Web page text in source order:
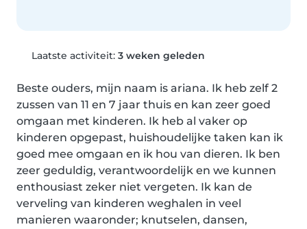
Laatste activiteit: 3 weken geleden
Beste ouders, mijn naam is ariana. Ik heb zelf 2
zussen van 11 en 7 jaar thuis en kan zeer goed
omgaan met kinderen. Ik heb al vaker op
kinderen opgepast, huishoudelijke taken kan ik
goed mee omgaan en ik hou van dieren. Ik ben
zeer geduldig, verantwoordelijk en we kunnen
enthousiast zeker niet vergeten. Ik kan de
verveling van kinderen weghalen in veel
manieren waaronder; knutselen, dansen,